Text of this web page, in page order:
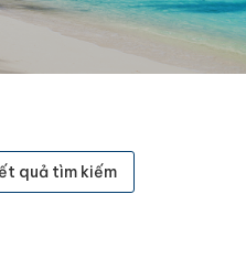
quả tìm kiếm